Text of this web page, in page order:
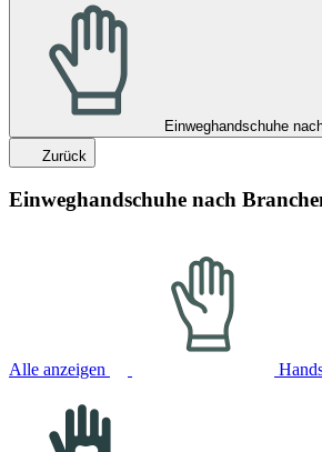
Einweghandschuhe
Zurück
Einweghandschuhe nach
Alle anzeigen